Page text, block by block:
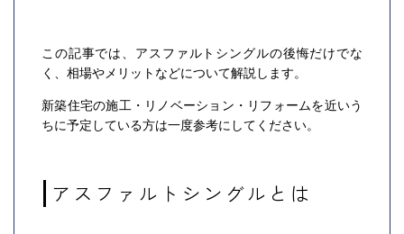
この記事では、アスファルトシングルの後悔だけでな
く、相場やメリットなどについて解説します。
新築住宅の施工・リノベーション・リフォームを近いう
ちに予定している方は一度参考にしてください。
アスファルトシングルとは